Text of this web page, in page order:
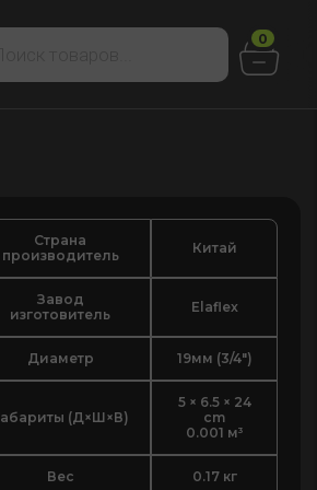
0
Страна
производитель
Китай
Завод
изготовитель
Elaflex
Диаметр 19мм (3/4")
(Д×Ш×В)
5 × 6.5 × 24
cm
0.001 м³
Вес 0.17 кг